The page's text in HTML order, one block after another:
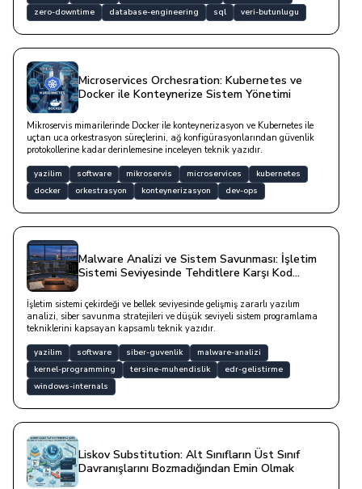
zero-downtime
database-engineering sql veri-butunlugu
Microservices Orchesration: Kubernetes ve
Docker ile Konteynerize Sistem Yönetimi
Mikroservis mimarilerinde Docker ile konteynerizasyon ve Kubernetes ile
uçtan uca orkestrasyon süreçlerini, ağ konfigürasyonlarından güvenlik
protokollerine kadar derinlemesine inceleyen teknik yazıdır.
yazilim software mikroservis microservices
kubernetes
docker
orkestrasyon konteynerizasyon dev-ops
Malware Analizi ve Sistem Savunması: İşletim
Sistemi Seviyesinde Tehditlere Karşı Kod
İşletim sistemi çekirdeği ve bellek seviyesinde gelişmiş zararlı yazılım
analizi, siber savunma stratejileri ve düşük seviyeli sistem programlama
tekniklerini kapsayan kapsamlı teknik yazıdır.
yazilim software siber-guvenlik
malware-analizi
kernel-programming
tersine-muhendislik
edr-gelistirme
windows-internals
Liskov Substitution: Alt Sınıfların Üst Sınıf
Davranışlarını Bozmadığından Emin Olmak